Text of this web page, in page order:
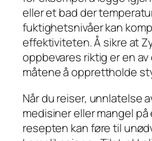
eller et bad der
fuktighetsnivåer kan
effektiviteten. Å sikre at
oppbevares riktig er en
måtene å opprettholde
Når du reiser, unnlatelse
medisiner eller mangel på
resepten kan føre til